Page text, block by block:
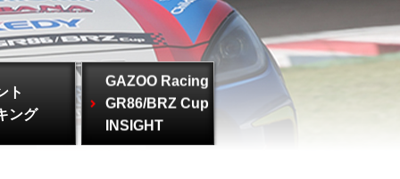
ト
ング
GAZOO Racing
GR86/BRZ Cup
INSIGHT